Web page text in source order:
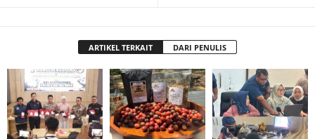
ARTIKEL TERKAIT DARI PENULIS